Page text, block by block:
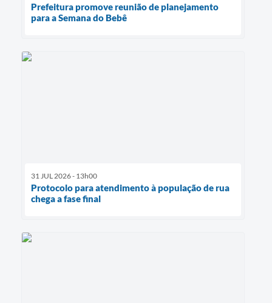
Prefeitura promove reunião de planejamento
para a Semana do Bebê
31 JUL 2026 - 13h00
Protocolo para atendimento à população de rua
chega a fase final